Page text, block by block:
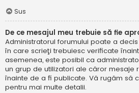
Sus
De ce mesajul meu trebuie să fie
Administratorul forumului poate a
în care scrieţi trebuiesc verificate
asemenea, este posibil ca
un grup de utilizatori ale căror mesaje
înainte de a fi publicate. Vă rugăm să
pentru mai multe detalii.